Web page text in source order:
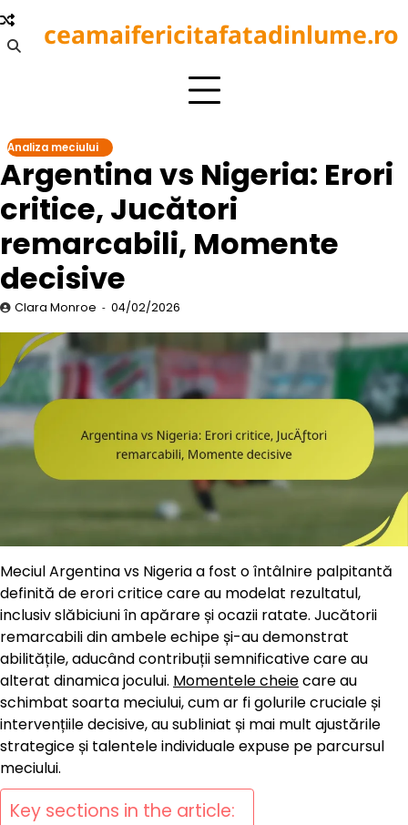
Skip
to
content
ceamaifericitafatadinlume.ro
Analiza meciului
Argentina vs Nigeria: Erori
critice, Jucători
remarcabili, Momente
decisive
Clara Monroe 04/02/2026
Meciul Argentina vs Nigeria a fost o întâlnire palpitantă
definită de erori critice care au modelat rezultatul,
inclusiv slăbiciuni în apărare și ocazii ratate. Jucătorii
remarcabili din ambele echipe și-au demonstrat
abilitățile, aducând contribuții semnificative care au
alterat dinamica jocului. Momentele cheiecare au
schimbat soarta meciului, cum ar fi golurile cruciale și
intervențiile decisive, au subliniat și mai mult ajustările
strategice și talentele individuale expuse pe parcursul
meciului.
Key sections in the article: